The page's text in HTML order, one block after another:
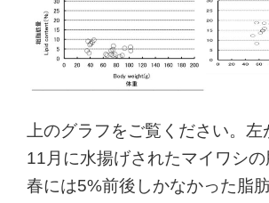
上のグラフをご覧ください。左
11月に水揚げされたマイワシの
春には5%前後しかなかった脂